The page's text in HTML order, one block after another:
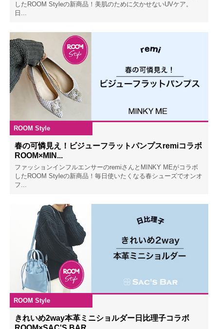
したROOM Styleの新商品！美肌のために欠かせないUVケア。
日...
ROOM Style
春の可憐見え！ビジューフラットパンプスremiコラボ
ROOM×MIN...
ファッションインフルエンサーのremiさんとMINKY MEがコラボ
したROOM Styleの新商品！毎日使いたくなる春シューズでオンオ
フ...
ROOM Style
きれいめ2way本革ミニショルダー日比理子コラボ